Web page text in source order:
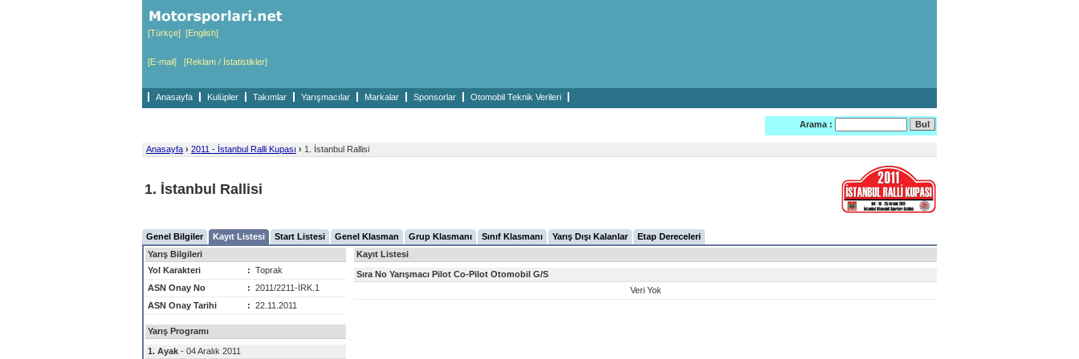
[Türkçe] [English]
[E-mail] [Reklam / İstatistikler]
Anasayfa Kulüpler Takımlar Yarışmacılar Markalar Sponsorlar Otomobil Teknik Verileri
Arama :
Anasayfa › 2011 - İstanbul Ralli Kupası › 1. İstanbul Rallisi
1. İstanbul Rallisi
Genel Bilgiler Kayıt Listesi Start Listesi Genel Klasman Grup Klasmanı Sınıf Klasmanı Yarış Dışı Kalanlar
Etap Dereceleri
Yarış Bilgileri
Yol Karakteri
: Toprak
ASN Onay No
: 2011/2211-İRK.1
ASN Onay Tarihi
: 22.11.2011
Yarış Programı
1. Ayak - 04 Aralık 2011
Kayıt Listesi
Sıra No Yarışmacı Pilot Co-Pilot Otomobil G/S
Veri Yok